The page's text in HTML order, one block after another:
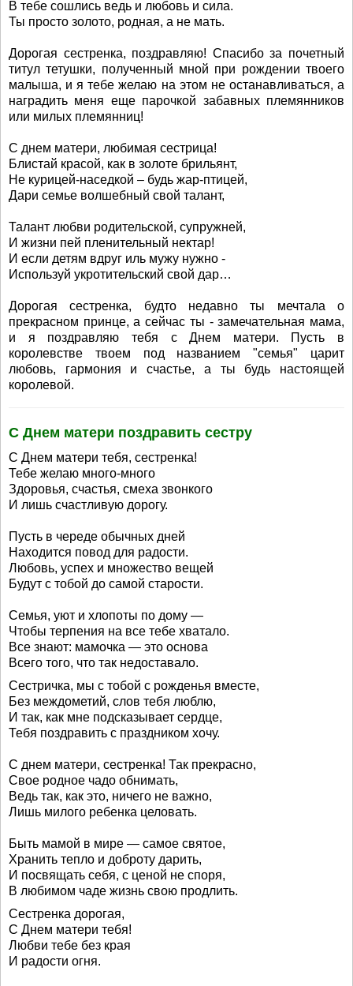
В тебе сошлись ведь и любовь и сила.
Ты просто золото, родная, а не мать.
Дорогая сестренка, поздравляю! Спасибо за почетный
титул тетушки, полученный мной при рождении твоего
малыша, и я тебе желаю на этом не останавливаться, а
наградить меня еще парочкой забавных племянников
или милых племянниц!
С днем матери, любимая сестрица!
Блистай красой, как в золоте брильянт,
Не курицей-наседкой – будь жар-птицей,
Дари семье волшебный свой талант,
Талант любви родительской, супружней,
И жизни пей пленительный нектар!
И если детям вдруг иль мужу нужно -
Используй укротительский свой дар…
Дорогая сестренка, будто недавно ты мечтала о
прекрасном принце, а сейчас ты - замечательная мама,
и я поздравляю тебя с Днем матери. Пусть в
королевстве твоем под названием "семья" царит
любовь, гармония и счастье, а ты будь настоящей
королевой.
С Днем матери поздравить сестру
С Днем матери тебя, сестренка!
Тебе желаю много-много
Здоровья, счастья, смеха звонкого
И лишь счастливую дорогу.
Пусть в череде обычных дней
Находится повод для радости.
Любовь, успех и множество вещей
Будут с тобой до самой старости.
Семья, уют и хлопоты по дому —
Чтобы терпения на все тебе хватало.
Все знают: мамочка — это основа
Всего того, что так недоставало.
Сестричка, мы с тобой с рожденья вместе,
Без междометий, слов тебя люблю,
И так, как мне подсказывает сердце,
Тебя поздравить с праздником хочу.
С днем матери, сестренка! Так прекрасно,
Свое родное чадо обнимать,
Ведь так, как это, ничего не важно,
Лишь милого ребенка целовать.
Быть мамой в мире — самое святое,
Хранить тепло и доброту дарить,
И посвящать себя, с ценой не споря,
В любимом чаде жизнь свою продлить.
Сестренка дорогая,
С Днем матери тебя!
Любви тебе без края
И радости огня.